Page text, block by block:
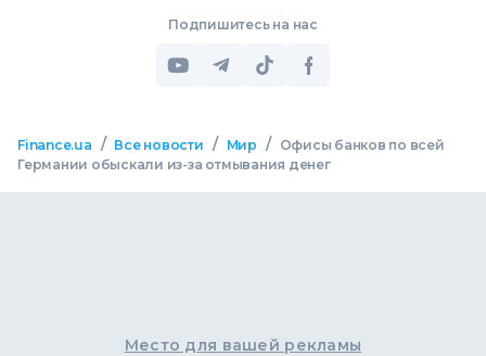
Подпишитесь на нас
Finance.ua / Все новости / Мир /
Офисы банков по всей
Германии обыскали из-за отмывания денег
Место для вашей рекламы